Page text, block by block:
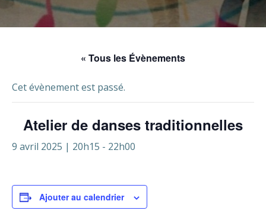
« Tous les Évènements
Cet évènement est passé.
Atelier de danses traditionnelles
9 avril 2025 | 20h15 - 22h00
Ajouter au calendrier